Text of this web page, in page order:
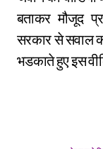
बताकर मौजूद
सरकार से सवाल
भडकाते हुए इस